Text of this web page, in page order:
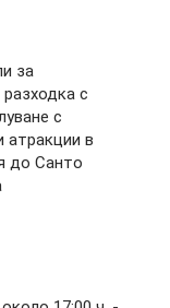
за
с
с
атракции в
до Санто